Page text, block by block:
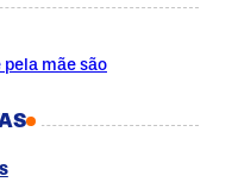
mãe são